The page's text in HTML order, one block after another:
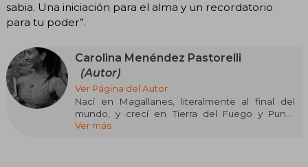
sabia. Una iniciación para el alma y un recordatorio
para tu poder”.
Carolina Menéndez Pastorelli
(Autor)
Ver Página del Autor
Nací en Magallanes, literalmente al final del
mundo, y crecí en Tierra del Fuego y Punta
Arenas.
Ver más